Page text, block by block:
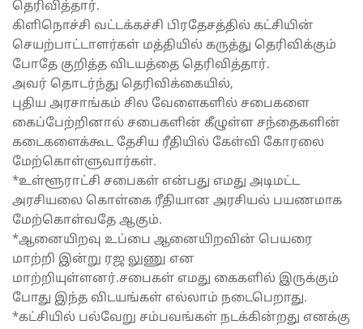
தெரிவித்தார்.
கிளிநொச்சி வட்டக்கச்சி பிரதேசத்தில் கட்சியின்
செயற்பாட்டாளர்கள் மத்தியில் கருத்து தெரிவிக்கும்
போதே குறித்த விடயத்தை தெரிவித்தார்.
அவர் தொடர்ந்து தெரிவிக்கையில்,
புதிய அரசாங்கம் சில வேளைகளில் சபைகளை
கைப்பேற்றினால் சபைகளின் கீழுள்ள சந்தைகளின்
கடைகளைக்கூட தேசிய ரீதியில் கேள்வி கோரலை
மேற்கொள்ளுவார்கள்.
*உள்ளூராட்சி சபைகள் என்பது எமது அடிமட்ட
அரசியலை கொள்கை ரீதியான அரசியல் பயணமாக
மேற்கொள்வதே ஆகும்.
*ஆனையிறவு உப்பை ஆனையிறவின் பெயரை
மாற்றி இன்று ரஜ லுணு என
மாற்றியுள்ளனர்.சபைகள் எமது கைகளில் இருக்கும்
போது இந்த விடயங்கள் எல்லாம் நடைபெறாது.
*கட்சியில் பல்வேறு சம்பவங்கள் நடக்கின்றது எனக்கு